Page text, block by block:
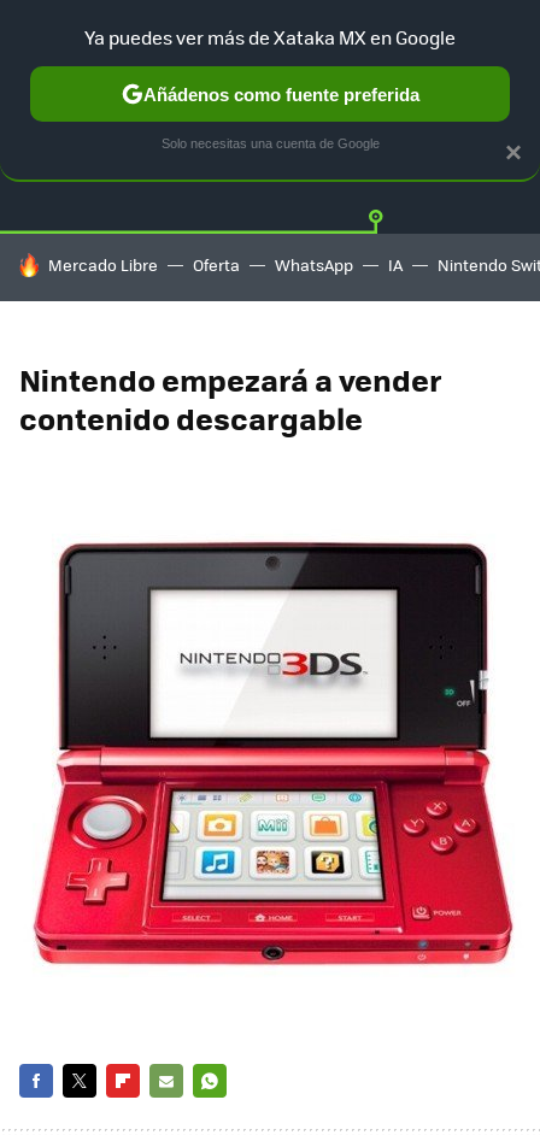
Twitter
HOY SE HABLA DE
Mercado Libre Oferta WhatsApp IA Nintendo
Nintendo empezará a vender
contenido descargable
×
Ya puedes ver más de Xataka MX en Google
Añádenos como fuente preferida
Solo necesitas una cuenta de Google